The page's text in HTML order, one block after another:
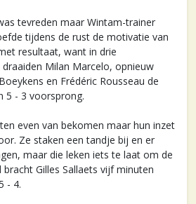
tevreden maar Wintam-trainer
tijdens de rust de motivatie van
resultaat, want in drie
Milan Marcelo, opnieuw
en Frédéric Rousseau de
5 - 3 voorsprong.
even van bekomen maar hun inzet
Ze staken een tandje bij en er
maar die leken iets te laat om de
Gilles Sallaets vijf minuten
- 4.